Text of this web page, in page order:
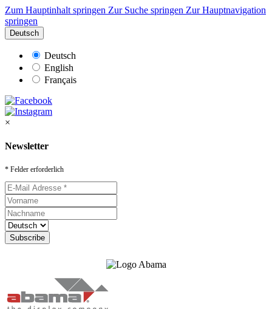
Zum Hauptinhalt springen Zur Suche springen Zur Hauptnavigation
springen
Deutsch
Deutsch
English
Français
×
Newsletter
* Felder erforderlich